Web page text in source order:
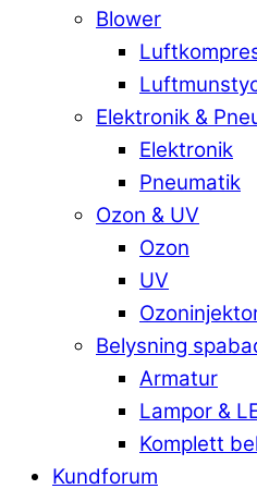
Blower
Elektronik &
Elektronik
Pneumatik
Ozon & UV
Ozon
UV
Belysning
Armatur
Lampor &
Komplett
Kundforum